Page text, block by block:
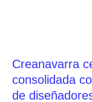
Creanavarra
consolidada
de